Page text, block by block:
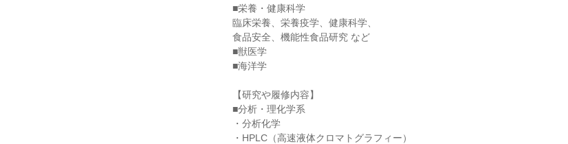
■栄養・健康科学
臨床栄養、栄養疫学、健康科学、
食品安全、機能性食品研究 など
■獣医学
■海洋学
【研究や履修内容】
■分析・理化学系
・分析化学
・HPLC（高速液体クロマトグラフィー）